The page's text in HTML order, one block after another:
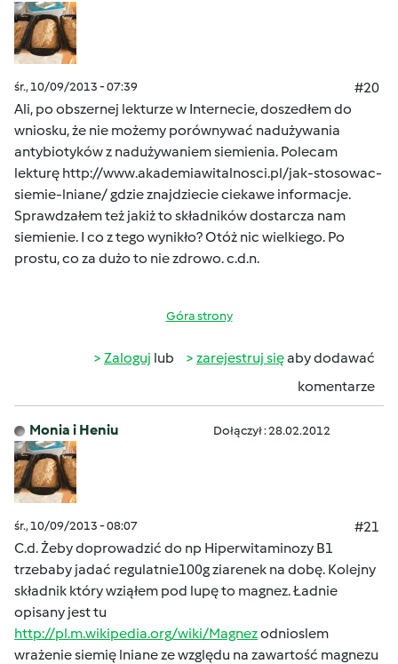
śr., 10/09/2013 - 07:39
#20
Ali, po obszernej lekturze w Internecie, doszedłem do
wniosku, że nie możemy porównywać nadużywania
antybiotyków z nadużywaniem siemienia. Polecam
lekturę http://www.akademiawitalnosci.pl/jak-stosowac-
siemie-lniane/gdzie znajdziecie ciekawe informacje.
Sprawdzałem też jakiż to składników dostarcza nam
siemienie. I co z tego wynikło? Otóż nic wielkiego. Po
prostu, co za dużo to nie zdrowo. c.d.n.
Góra strony
Zaloguj lub zarejestruj sięaby dodawać
komentarze
Monia i Heniu Dołączył : 28.02.2012
śr., 10/09/2013 - 08:07
#21
C.d. Żeby doprowadzić do np Hiperwitaminozy B1
trzebaby jadać regulatnie100g ziarenek na dobę. Kolejny
składnik który wziąłem pod lupę to magnez. Ładnie
opisany jest tu
http://pl.m.wikipedia.org/wiki/Magnezodnioslem
wrażenie siemię lniane ze względu na zawartość magnezu